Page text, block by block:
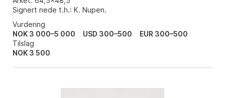
Signert nede t.h.: K. Nupen.
Vurdering
NOK 3 000–5 000
USD 300–500
EUR 300–500
Tilslag
NOK 3 500